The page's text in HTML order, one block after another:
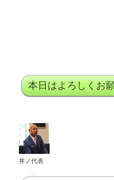
本日はよろしくお
井ノ代表